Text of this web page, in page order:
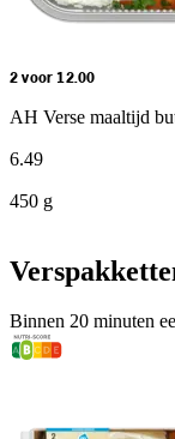
2 voor 12.00
AH Verse maaltijd
6.49
450 g
Binnen 20 minuten